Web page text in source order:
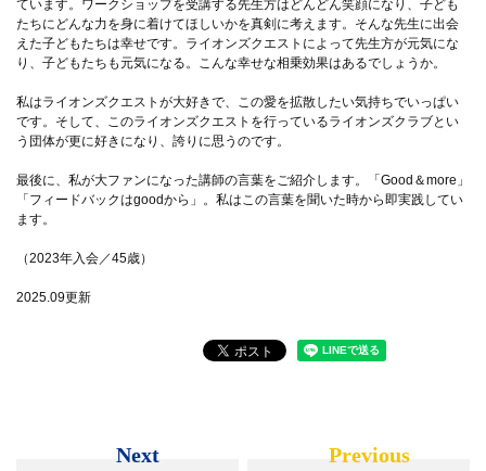
ています。ワークショップを受講する先生方はどんどん笑顔になり、子ども
たちにどんな力を身に着けてほしいかを真剣に考えます。そんな先生に出会
えた子どもたちは幸せです。ライオンズクエストによって先生方が元気にな
り、子どもたちも元気になる。こんな幸せな相乗効果はあるでしょうか。
私はライオンズクエストが大好きで、この愛を拡散したい気持ちでいっぱい
です。そして、このライオンズクエストを行っているライオンズクラブとい
う団体が更に好きになり、誇りに思うのです。
最後に、私が大ファンになった講師の言葉をご紹介します。「Good＆more」
「フィードバックはgoodから」。私はこの言葉を聞いた時から即実践してい
ます。
（2023年入会／45歳）
2025.09更新
Next Previous